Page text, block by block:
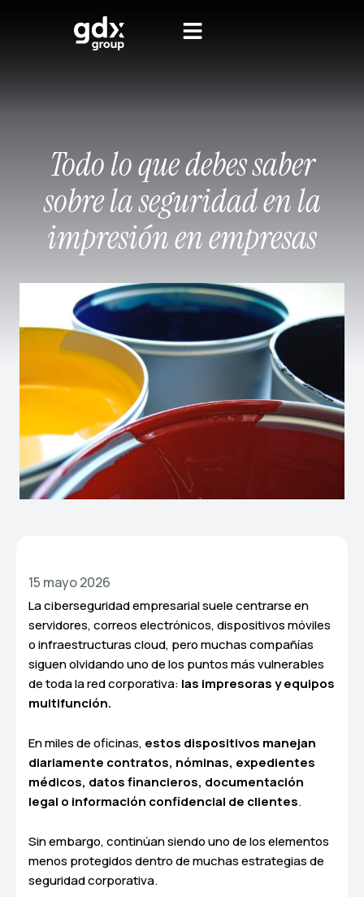
Todo lo que debes saber
sobre la seguridad en la
impresión en empresas
15 mayo 2026
La ciberseguridad empresarial suele centrarse en
servidores, correos electrónicos, dispositivos móviles
o infraestructuras cloud, pero muchas compañías
siguen olvidando uno de los puntos más vulnerables
de toda la red corporativa: las impresoras y equipos
multifunción.
En miles de oficinas, estos dispositivos manejan
diariamente contratos, nóminas, expedientes
médicos, datos financieros, documentación
legal o información confidencial de clientes.
Sin embargo, continúan siendo uno de los elementos
menos protegidos dentro de muchas estrategias de
seguridad corporativa.